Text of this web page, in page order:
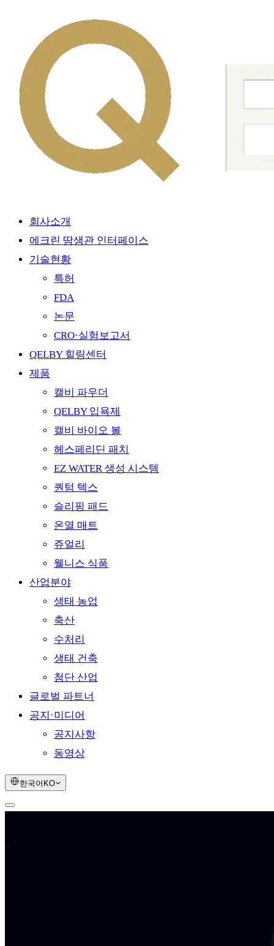
회사소개
에크린 땀샘관 인터페이스
기술현황
특허
FDA
논문
CRO·실험보고서
QELBY 힐링센터
제품
캘비 파우더
QELBY 입욕제
캘비 바이오 볼
헤스페리딘 패치
EZ WATER 생성 시스템
퀀텀 텍스
슬리핑 패드
온열 매트
쥬얼리
웰니스 식품
산업분야
생태 농업
축산
수처리
생태 건축
첨단 산업
글로벌 파트너
공지·미디어
공지사항
동영상
한국어 KO